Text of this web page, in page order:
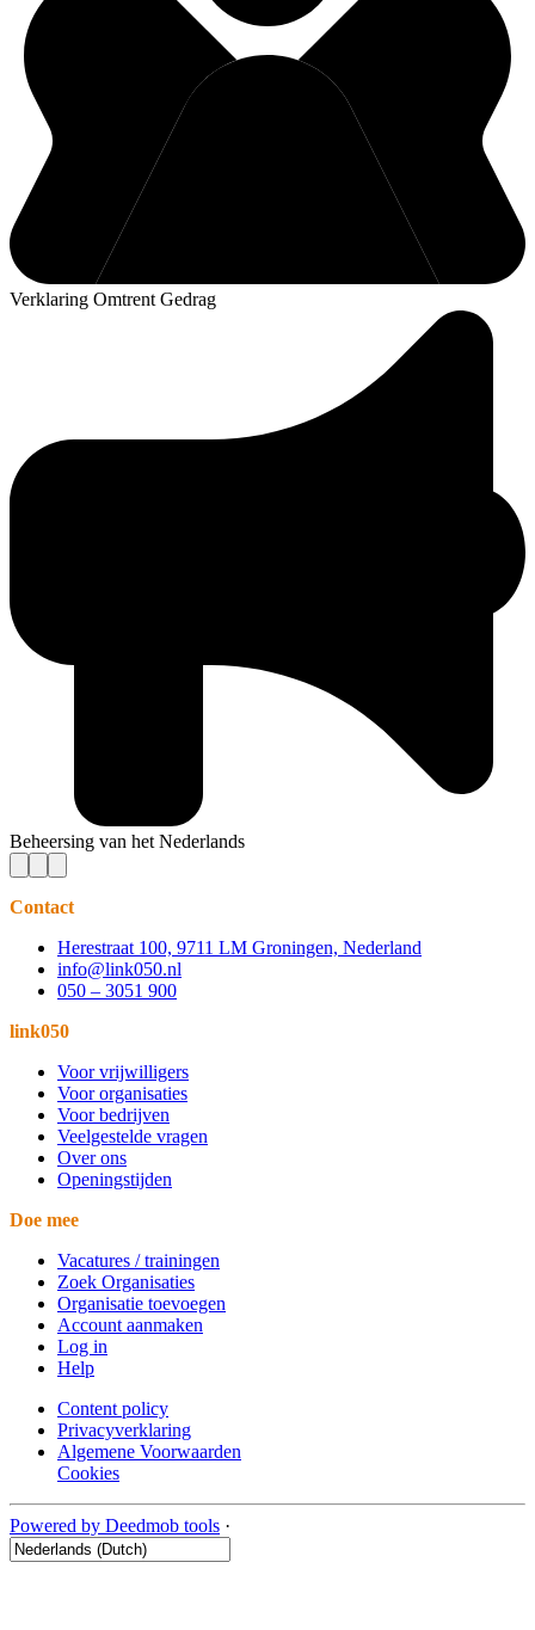
Verklaring Omtrent Gedrag
Beheersing van het Nederlands
Contact
Herestraat 100, 9711 LM Groningen, Nederland
info@link050.nl
050 – 3051 900
link050
Voor vrijwilligers
Voor organisaties
Voor bedrijven
Veelgestelde vragen
Over ons
Openingstijden
Doe mee
Vacatures / trainingen
Zoek Organisaties
Organisatie toevoegen
Account aanmaken
Log in
Help
Content policy
Privacyverklaring
Algemene Voorwaarden
Cookies
Powered by Deedmob tools ·